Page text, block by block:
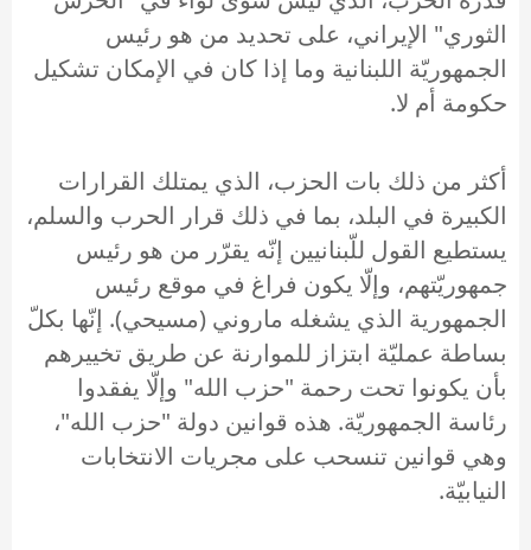
الثوري" الإيراني، على تحديد من هو رئيس
الجمهوريّة اللبنانية وما إذا كان في الإمكان تشكيل
حكومة أم لا.
أكثر من ذلك بات الحزب، الذي يمتلك القرارات
الكبيرة في البلد، بما في ذلك قرار الحرب والسلم،
يستطيع القول للّبنانيين إنّه يقرّر من هو رئيس
جمهوريّتهم، وإلّا يكون فراغ في موقع رئيس
الجمهورية الذي يشغله ماروني (مسيحي). إنّها بكلّ
بساطة عمليّة ابتزاز للموارنة عن طريق تخييرهم
بأن يكونوا تحت رحمة "حزب الله" وإلّا يفقدوا
رئاسة الجمهوريّة. هذه قوانين دولة "حزب الله"،
وهي قوانين تنسحب على مجريات الانتخابات
النيابيّة.